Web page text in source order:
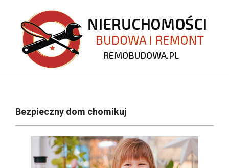
content
REMOBUDOWA.PL
NavigationBezpieczny dom chomikuj